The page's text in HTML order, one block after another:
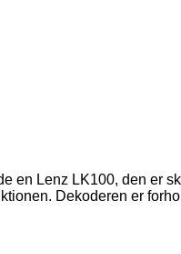
Lenz LK100, den er
Dekoderen er